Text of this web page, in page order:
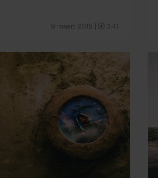
9 maart 2015 3:41